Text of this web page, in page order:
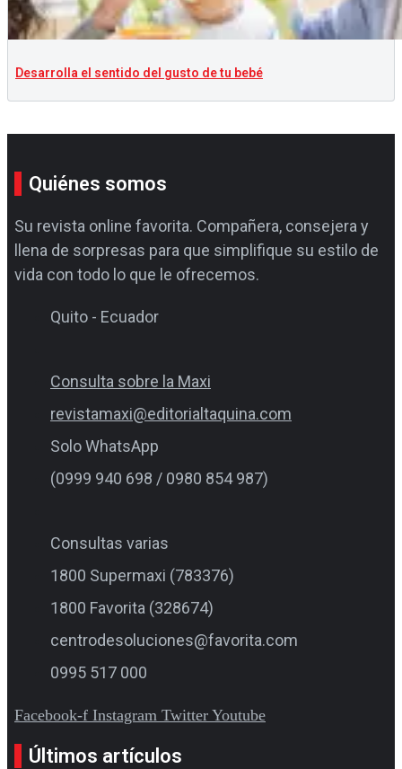
Desarrolla el sentido del gusto de tu bebé
Quiénes somos
Su revista online favorita. Compañera, consejera y
llena de sorpresas para que simplifique su estilo de
vida con todo lo que le ofrecemos.
Quito - Ecuador
Consulta sobre la Maxi
revistamaxi@editorialtaquina.com
Solo WhatsApp
(0999 940 698 / 0980 854 987)
Consultas varias
1800 Supermaxi (783376)
1800 Favorita (328674)
centrodesoluciones@favorita.com
0995 517 000
Facebook-f Instagram Twitter Youtube
Últimos artículos